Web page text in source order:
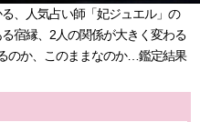
、人気占い師「妃ジュエル」の
宿縁、2人の関係が大きく変わる
のか、このままなのか…鑑定結果